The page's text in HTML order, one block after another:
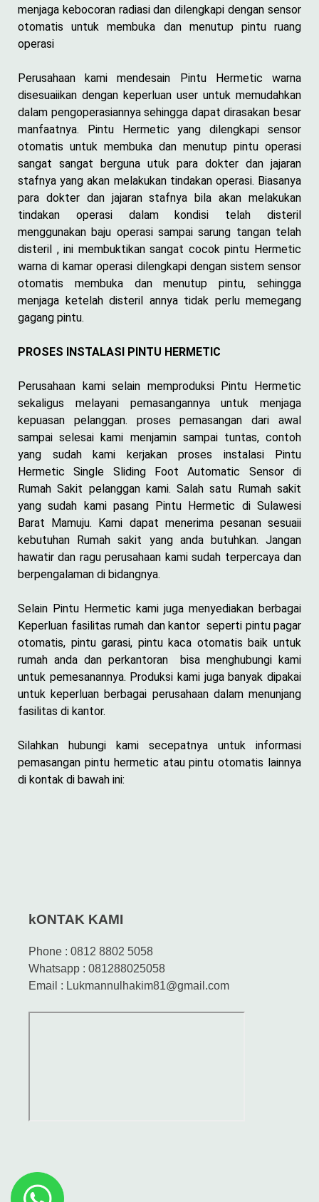
menjaga kebocoran radiasi dan dilengkapi dengan sensor
otomatis untuk membuka dan menutup pintu ruang
operasi
Perusahaan kami mendesain Pintu Hermetic warna
disesuaiikan dengan keperluan user untuk memudahkan
dalam pengoperasiannya sehingga dapat dirasakan besar
manfaatnya. Pintu Hermetic yang dilengkapi sensor
otomatis untuk membuka dan menutup pintu operasi
sangat sangat berguna utuk para dokter dan jajaran
stafnya yang akan melakukan tindakan operasi. Biasanya
para dokter dan jajaran stafnya bila akan melakukan
tindakan operasi dalam kondisi telah disteril
menggunakan baju operasi sampai sarung tangan telah
disteril , ini membuktikan sangat cocok pintu Hermetic
warna di kamar operasi dilengkapi dengan sistem sensor
otomatis membuka dan menutup pintu, sehingga
menjaga ketelah disteril annya tidak perlu memegang
gagang pintu.
PROSES INSTALASI PINTU HERMETIC
Perusahaan kami selain memproduksi Pintu Hermetic
sekaligus melayani pemasangannya untuk menjaga
kepuasan pelanggan. proses pemasangan dari awal
sampai selesai kami menjamin sampai tuntas, contoh
yang sudah kami kerjakan proses instalasi Pintu
Hermetic Single Sliding Foot Automatic Sensor di
Rumah Sakit pelanggan kami. Salah satu Rumah sakit
yang sudah kami pasang Pintu Hermetic di Sulawesi
Barat Mamuju. Kami dapat menerima pesanan sesuaii
kebutuhan Rumah sakit yang anda butuhkan. Jangan
hawatir dan ragu perusahaan kami sudah terpercaya dan
berpengalaman di bidangnya.
Selain Pintu Hermetic kami juga menyediakan berbagai
Keperluan fasilitas rumah dan kantor seperti pintu pagar
otomatis, pintu garasi, pintu kaca otomatis baik untuk
rumah anda dan perkantoran bisa menghubungi kami
untuk pemesanannya. Produksi kami juga banyak dipakai
untuk keperluan berbagai perusahaan dalam menunjang
fasilitas di kantor.
Silahkan hubungi kami secepatnya untuk informasi
pemasangan pintu hermetic atau pintu otomatis lainnya
di kontak di bawah ini:
kONTAK KAMI
Phone : 0812 8802 5058
Whatsapp : 081288025058
Email : Lukmannulhakim81@gmail.com